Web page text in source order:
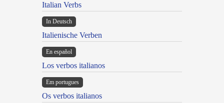
Italian Verbs
In Deutsch
Italienische Verben
En español
Los verbos italianos
Em portugues
Os verbos italianos